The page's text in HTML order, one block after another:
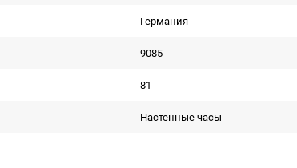
Германия
9085
81
Настенные часы